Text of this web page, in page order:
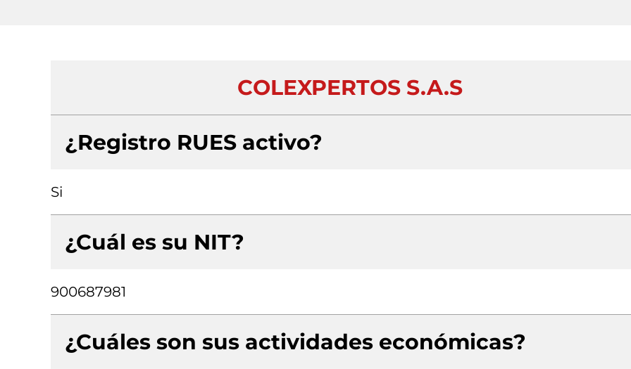
COLEXPERTOS S.A.S
¿Registro RUES activo?
Si
¿Cuál es su NIT?
900687981
¿Cuáles son sus actividades económicas?